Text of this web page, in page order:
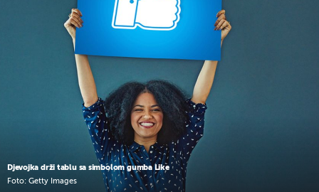
Djevojka drži tablu sa simbolom gumba Like
Foto: Getty Images